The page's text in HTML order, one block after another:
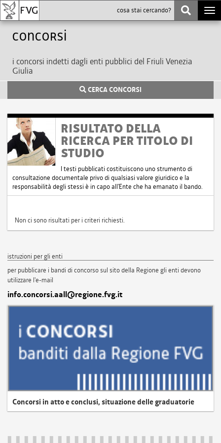
Concorsi
i concorsi indetti dagli enti pubblici del Friuli Venezia
Giulia
CERCA CONCORSI
RISULTATO DELLA
RICERCA PER TITOLO DI
STUDIO
I testi pubblicati costituiscono uno strumento di
consultazione documentale privo di qualsiasi valore giuridico e la
responsabilità degli stessi è in capo all'Ente che ha emanato il bando.
Non ci sono risultati per i criteri richiesti.
istruzioni per gli enti
per pubblicare i bandi di concorso sul sito della Regione gli enti devono
utilizzare l'e-mail
info.concorsi.aall@regione.fvg.it
Concorsi in atto e conclusi, situazione delle graduatorie